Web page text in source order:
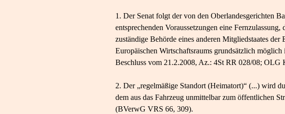
1. Der Senat folgt der von den Oberlandesgerichten
entsprechenden Voraussetzungen eine
zuständige Behörde eines anderen Mitgliedstaates
Europäischen Wirtschaftsraums grundsätzlich
Beschluss vom 21.2.2008, Az.: 4St RR 028/08;
2. Der „regelmäßige Standort (Heimatort)“ (...) wird
dem aus das Fahrzeug unmittelbar zum öffentlichen
(BVerwG VRS 66, 309).